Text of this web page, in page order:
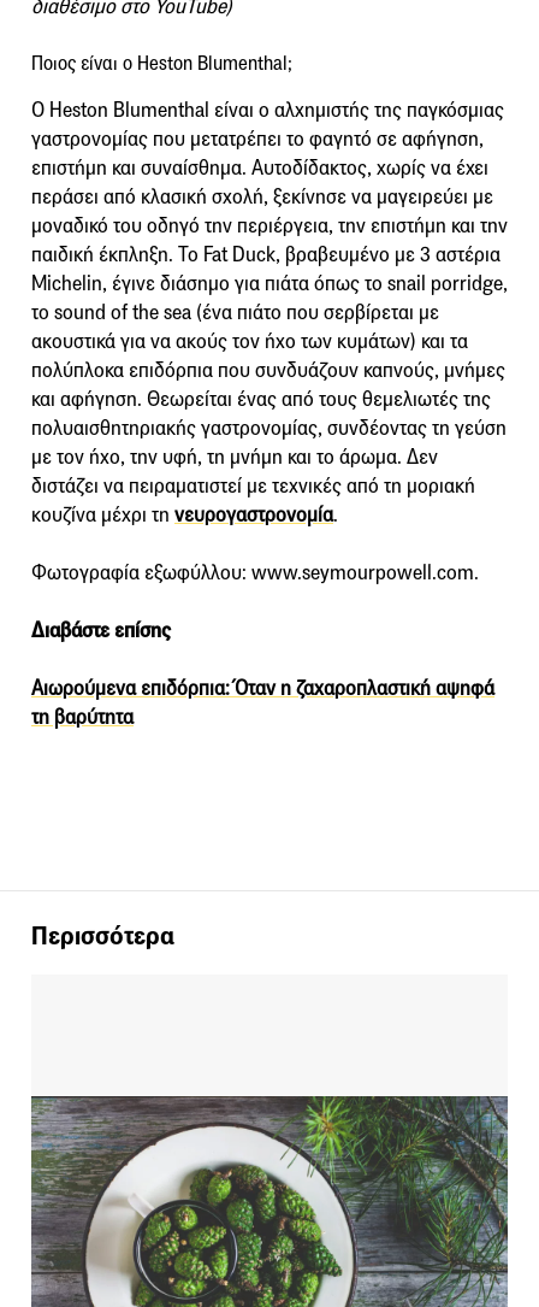
διαθέσιμο στο YouTube)
Ποιος είναι ο Heston Blumenthal;
Ο Heston Blumenthal είναι ο αλχημιστής της παγκόσμιας
γαστρονομίας που μετατρέπει το φαγητό σε αφήγηση,
επιστήμη και συναίσθημα. Αυτοδίδακτος, χωρίς να έχει
περάσει από κλασική σχολή, ξεκίνησε να μαγειρεύει με
μοναδικό του οδηγό την περιέργεια, την επιστήμη και την
παιδική έκπληξη. Το Fat Duck, βραβευμένο με 3 αστέρια
Michelin, έγινε διάσημο για πιάτα όπως το snail porridge,
το sound of the sea (ένα πιάτο που σερβίρεται με
ακουστικά για να ακούς τον ήχο των κυμάτων) και τα
πολύπλοκα επιδόρπια που συνδυάζουν καπνούς, μνήμες
και αφήγηση. Θεωρείται ένας από τους θεμελιωτές της
πολυαισθητηριακής γαστρονομίας, συνδέοντας τη γεύση
με τον ήχο, την υφή, τη μνήμη και το άρωμα. Δεν
διστάζει να πειραματιστεί με τεχνικές από τη μοριακή
κουζίνα μέχρι τη νευρογαστρονομία.
Φωτογραφία εξωφύλλου: www.seymourpowell.com.
Διαβάστε επίσης
Αιωρούμενα επιδόρπια: Όταν η ζαχαροπλαστική αψηφά
τη βαρύτητα
Περισσότερα